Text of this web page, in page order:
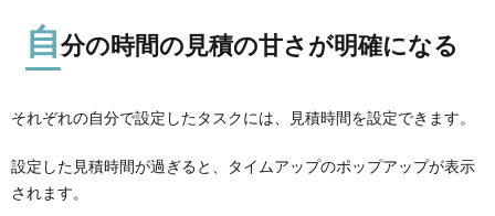
自分の時間の見積の甘さが明確になる
それぞれの自分で設定したタスクには、 見積時間を設定できます。
設定した見積時間が過ぎると、タイムアップのポップアップが表示
されます。